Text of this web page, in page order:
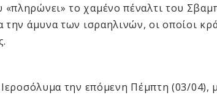
το χαμένο πέναλτι του
την άμυνα των ισραηλινών, οι οποίοι
την επόμενη Πέμπτη (03/04),